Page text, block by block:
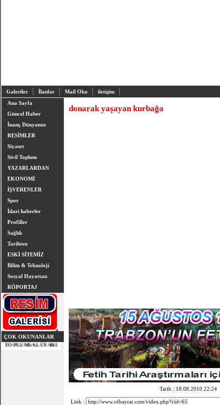
Galeriler İlanlar Mail Oku
iletişim
Ana Sayfa
Güncel Haber
İnanç Dünyamız
RESİMLER
Siyaset
Sivil Toplum
YAZARLARDAN
EKONOMİ
İŞVERENLER
Spor
İdari haberler
Profiller
Sağlık
Tarihten
ESKİ SİTEMİZ
Bilim & Teknoloji
Sosyal Hayattan
RÖPORTAJ
ÇOK OKUNANLAR
donarak yaşayan kurbağa
Tarih : 18.08.2010 22:24
Link :